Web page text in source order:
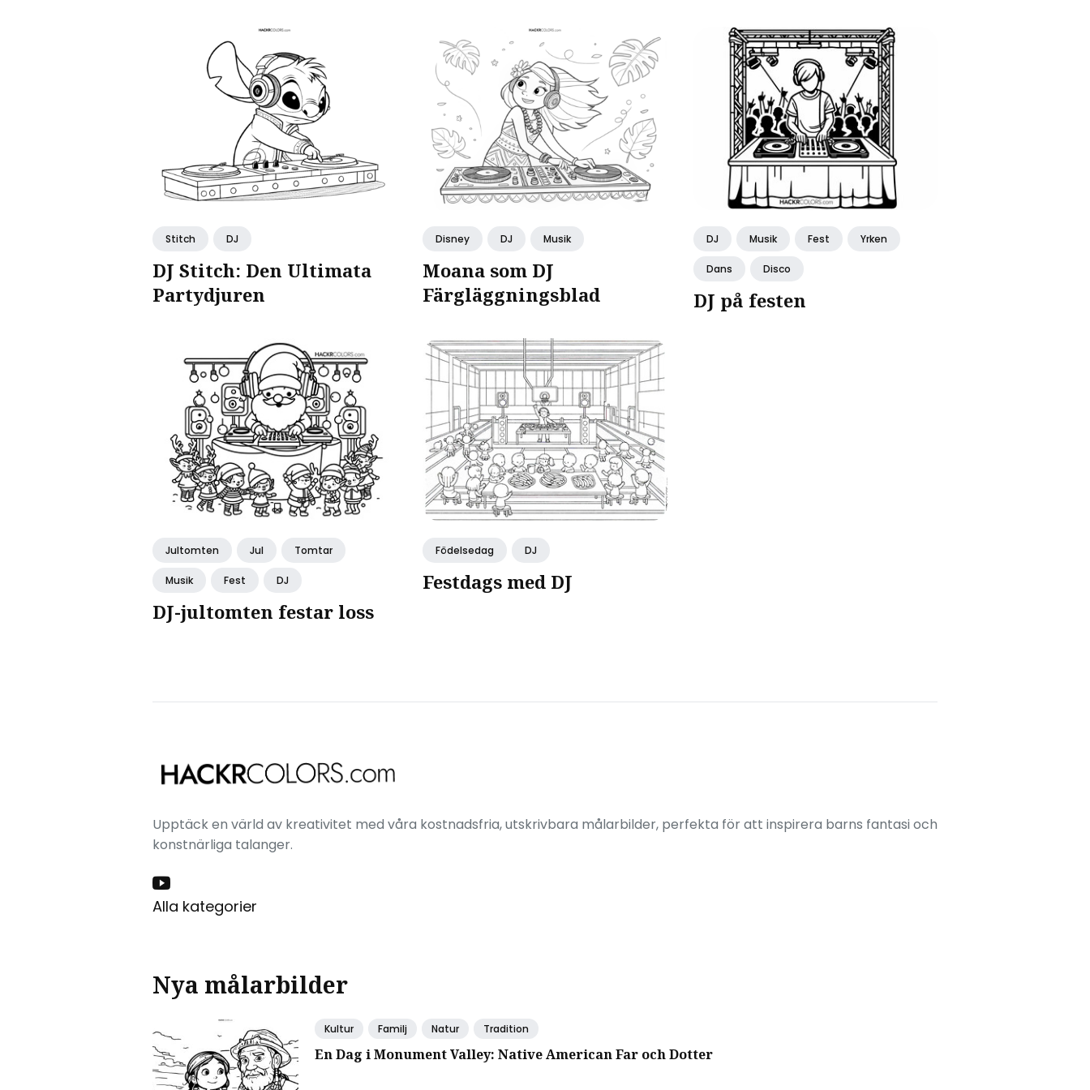
Stitch DJ
DJ Stitch: Den Ultimata
Partydjuren
Disney DJ Musik
Moana som DJ
Färgläggningsblad
DJ Musik Fest Yrken
Dans Disco
DJ på festen
Jultomten Jul Tomtar
Musik Fest DJ
DJ-jultomten festar loss
Födelsedag DJ
Festdags med DJ
Upptäck en värld av kreativitet med våra kostnadsfria, utskrivbara målarbilder, perfekta för att inspirera barns fantasi och
konstnärliga talanger.
Alla kategorier
Nya målarbilder
Kultur Familj Natur Tradition
En Dag i Monument Valley: Native American Far och Dotter